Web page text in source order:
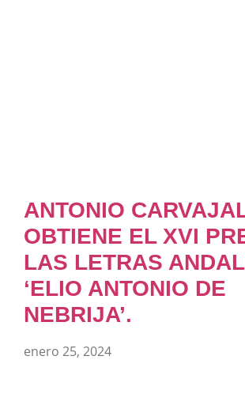
ANTONIO
OBTIENE EL XVI
LAS LETRAS
‘ELIO ANTONIO DE
NEBRIJA’.
enero 25, 2024